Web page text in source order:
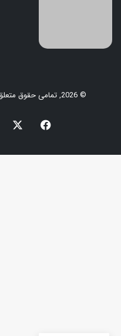
© 2026, تمامی حقوق متعلق است به پتروشیمی دانشمند |